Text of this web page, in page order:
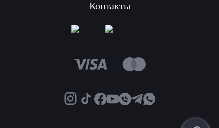
Контакты